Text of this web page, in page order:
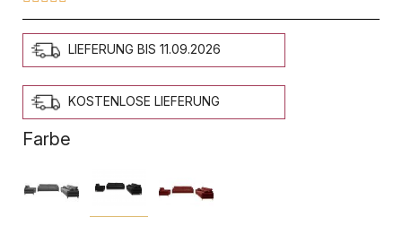
LIEFERUNG BIS 11.09.2026
KOSTENLOSE LIEFERUNG
Farbe